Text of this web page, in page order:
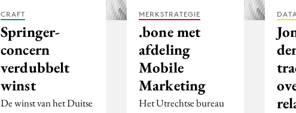
CRAFT
Springer-
concern
verdubbelt
winst
De winst van het Duitse
MERKSTRATEGIE
.bone met
afdeling
Mobile
Marketing
Het Utrechtse bureau